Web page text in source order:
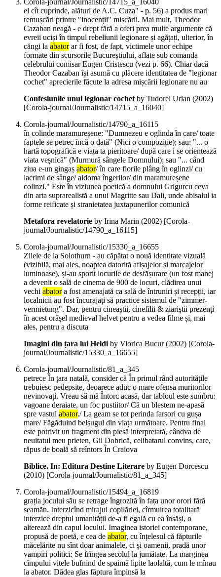
Corola-journal/Journalistic/14715_a_16040
el cît cuprinde, alături de A.C. Cuza" - p. 56) a produs mari
remușcări printre "inocenții" mișcării. Mai mult, Theodor
Cazaban neagă - e drept fără a oferi prea multe argumente că
evreii uciși în timpul rebeliunii legionare și agățați, ulterior, în
căngi la abatorar fi fost, de fapt, victimele unor echipe
formate din scursorile Bucureștiului, aflate sub comanda
celebrului comisar Eugen Cristescu (vezi p. 66). Chiar dacă
Theodor Cazaban își asumă cu plăcere identitatea de "legionar
cochet" aprecierile făcute la adresa mișcării legionare nu au
Confesiunile unui legionar cochetby Tudorel Urian (2002)
[Corola-journal/Journalistic/14715_a_16040]
Corola-journal/Journalistic/14790_a_16115
în colinde maramureșene: "Dumnezeu e oglinda în care/ toate
faptele se petrec încă o dată" (Nici o compoziție); sau: "... o
hartă topografică e viața ta pieritoare/ după care i se orientează
viata veșnică" (Murmură sângele Domnului); sau "... când
ziua e-un gingaș abator/ în care florile plâng în oglinzi/ cu
lacrimi de sânge/ aidoma îngerilor/ din maramureșene
colinzi." Este în viziunea poetică a domnului Grigurcu ceva
din arta suprarealistă a unui Magritte sau Dali, unde abisalul ia
forme reificate și stranietatea juxtapunerilor comunică
Metafora revelatorie by Irina Marin (2002) [Corola-
journal/Journalistic/14790_a_16115]
Corola-journal/Journalistic/15330_a_16655
Zilele de la Solothurn - au căpătat o nouă identitate vizuală
(vizibilă, mai ales, noaptea datorită afișajelor și marcajelor
luminoase), și-au sporit locurile de desfășurare (un fost manej
a devenit o sală de cinema de 900 de locuri, clădirea unui
vechi abatora fost amenajată ca sală de întruniri și recepții, iar
localnicii au fost încurajați să practice sistemul de "zimmer-
vermietung". Dar, pentru cineaștii, cinefilii & ziariștii prezenți
în acest orășel medieval helvet pentru a vedea filme și, mai
ales, pentru a discuta
Imagini din țara lui Heidiby Viorica Bucur (2002) [Corola-
journal/Journalistic/15330_a_16655]
Corola-journal/Journalistic/81_a_345
petrece În țara natală, consider că În primul rând autoritățile
trebuiesc pedepsite, deoarece aduc o mare ofensa muritorilor
nevinovați. Vreau să mă Întorc acasă, dar tabloul este sumbru:
vagoane deraiate, un foc pustiitor/ Că un blestem ne-apasă
spre vastul abator./ La geam se tot perinda farsori cu gușa
mare/ Făgăduind belșugul din viața următoare. Pentru final
este potrivit un fragment din piesă interpretată, cândva de
neuitatul meu prieten, Gil Dobrică, celibatarul convins, care,
răpus de boală să reîntors În Craiova
Biblice. In: Editura Destine Literare by Eugen Dorcescu
(2010) [Corola-journal/Journalistic/81_a_345]
Corola-journal/Journalistic/15494_a_16819
grația jocului său se retrage îngrozită în fața unor orori fără
seamăn. Interzicînd mirajul copilăriei, cîrmuirea totalitară
interzice dreptul umanității de-a fi egală cu ea însăși, o
alterează din capul locului. Imaginea istoriei contemporane,
propusă de poetă, e cea de abator, cu înțelesul că făpturile
măcelărite nu sînt doar animalele, ci și oamenii, pradă unor
vampiri politici: Se frîngea secolul la jumătate. La marginea
cîmpului vitele bufnind de spaimă lipite laolaltă, cum le mînau
la abator. Dădea glas făptura împinsă la